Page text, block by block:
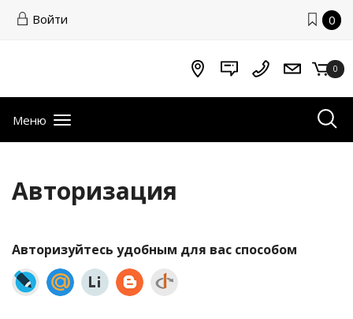
Войти 0
0
Меню
Авторизация
Авторизуйтесь удобным для вас способом